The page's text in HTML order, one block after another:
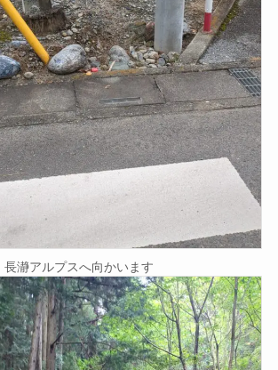
長瀞アルプスへ向かいます